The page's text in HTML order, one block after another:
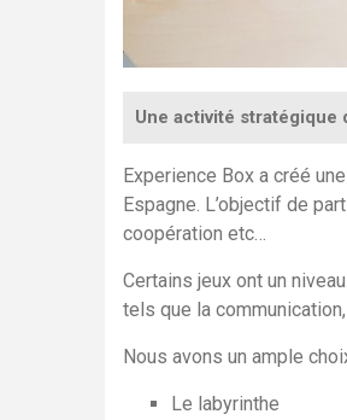
Une activité stratégique
Experience Box a créé
Espagne. L’objectif de
coopération etc…
Certains jeux ont un
tels que la
Nous avons un ample
Le labyrinthe